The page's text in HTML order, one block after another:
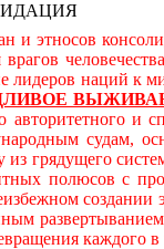
и этносов
врагов
лидеров наций к
авторитетного и
судам,
из грядущего
полюсов с
каждого